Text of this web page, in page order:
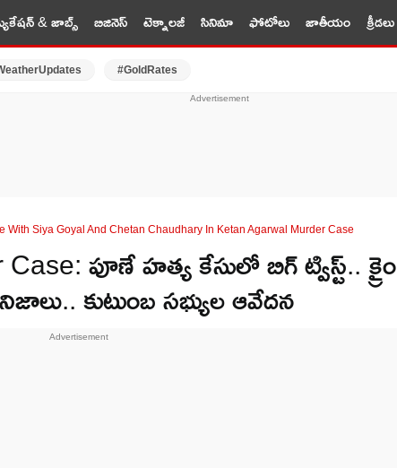
& జాబ్స్ బిజినెస్ టెక్నాలజీ సినిమా ఫోటోలు జాతీయం క్రీడలు
#GoldRates
With Siya Goyal And Chetan Chaudhary In Ketan Agarwal Murder Case
పూణే హత్య కేసులో బిగ్ ట్విస్ట్.. క్రైం
కుటుంబ సభ్యుల ఆవేదన